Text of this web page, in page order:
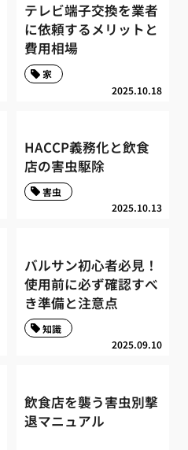
テレビ端子交換を業者
に依頼するメリットと
費用相場
2025.10.18
家
HACCP義務化と飲食
店の害虫駆除
2025.10.13
害虫
バルサン初心者必見！
使用前に必ず確認すべ
き準備と注意点
2025.09.10
知識
飲食店を襲う害虫別撃
退マニュアル